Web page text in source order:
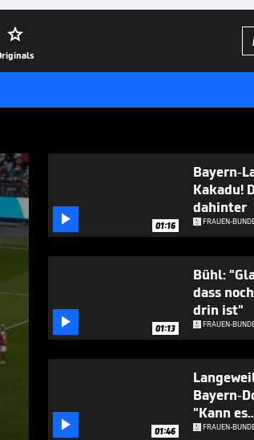

 01:16
Bayern-
Kakadu!
dahinter
FRAUEN-
 01:13
Bühl:
dass
drin ist"
FRAUEN-
 01:46
Bayern-
"Kann es
FRAUEN-